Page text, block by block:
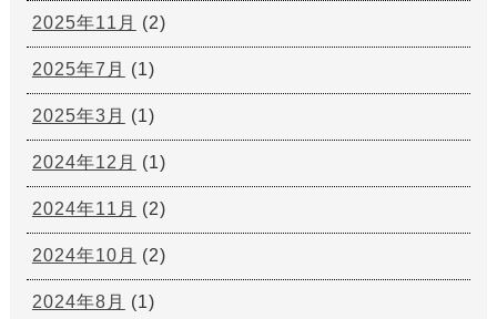
2025年11月 (2)
2025年7月 (1)
2025年3月 (1)
2024年12月 (1)
2024年11月 (2)
2024年10月 (2)
2024年8月 (1)